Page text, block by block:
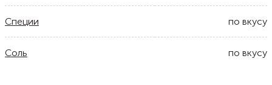
Специи по вкусу
Соль по вкусу